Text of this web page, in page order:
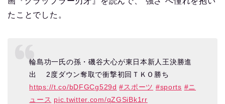
たことでした。
輪島功一氏の孫・磯谷大心が東日本新人王決勝進
出 2度ダウン奪取で衝撃初回ＴＫＯ勝ち
https://t.co/bDFGCg529d #スポーツ #sports #ニ
ュース pic.twitter.com/qZGSiBk1rr